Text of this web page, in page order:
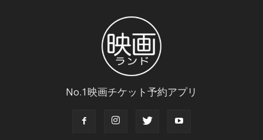
No.1映画チケット予約アプリ